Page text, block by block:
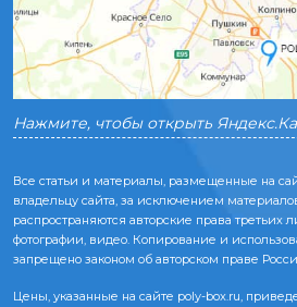
Нажмите, чтобы открыть
Все статьи и материалы, размещенные на
владельцу сайта, за исключением
распространяются авторские права третьих
фотографии, видео. Копирование и
запрещено законом об авторском праве
Цены, указанные на сайте poly-box.ru,